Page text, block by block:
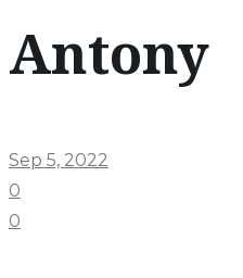
Antony
Sep 5, 2022
0
0